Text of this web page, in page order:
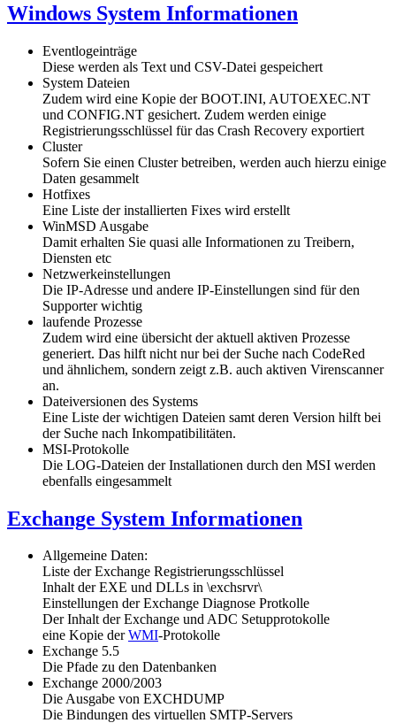
Windows System Informationen
Eventlogeinträge
Diese werden als Text und CSV-Datei gespeichert
System Dateien
Zudem wird eine Kopie der BOOT.INI, AUTOEXEC.NT
und CONFIG.NT gesichert. Zudem werden einige
Registrierungsschlüssel für das Crash Recovery exportiert
Cluster
Sofern Sie einen Cluster betreiben, werden auch hierzu einige
Daten gesammelt
Hotfixes
Eine Liste der installierten Fixes wird erstellt
WinMSD Ausgabe
Damit erhalten Sie quasi alle Informationen zu Treibern,
Diensten etc
Netzwerkeinstellungen
Die IP-Adresse und andere IP-Einstellungen sind für den
Supporter wichtig
laufende Prozesse
Zudem wird eine übersicht der aktuell aktiven Prozesse
generiert. Das hilft nicht nur bei der Suche nach CodeRed
und ähnlichem, sondern zeigt z.B. auch aktiven Virenscanner
an.
Dateiversionen des Systems
Eine Liste der wichtigen Dateien samt deren Version hilft bei
der Suche nach Inkompatibilitäten.
MSI-Protokolle
Die LOG-Dateien der Installationen durch den MSI werden
ebenfalls eingesammelt
Exchange System Informationen
Allgemeine Daten:
Liste der Exchange Registrierungsschlüssel
Inhalt der EXE und DLLs in \exchsrvr\
Einstellungen der Exchange Diagnose Protkolle
Der Inhalt der Exchange und ADC Setupprotokolle
eine Kopie derWMI-Protokolle
Exchange 5.5
Die Pfade zu den Datenbanken
Exchange 2000/2003
Die Ausgabe von EXCHDUMP
Die Bindungen des virtuellen SMTP-Servers